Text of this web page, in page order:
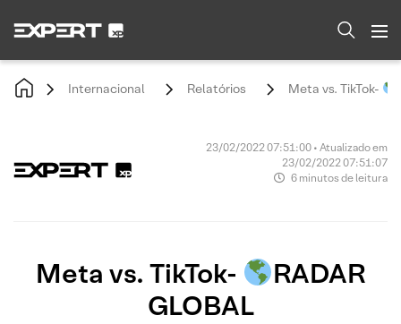
Internacional Relatórios Meta vs. TikTok-
23/02/2022 07:51:00 • Atualizado em
23/02/2022 07:51:07
6 minutos de leitura
Meta vs. TikTok-
RADAR
GLOBAL